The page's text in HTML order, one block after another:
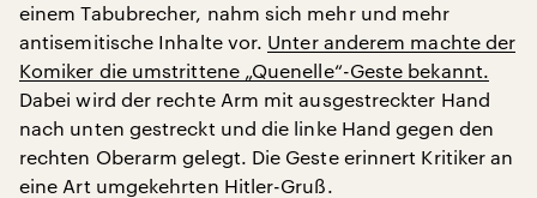
einem Tabubrecher, nahm sich mehr und mehr
antisemitische Inhalte vor. Unter anderem machte der
Komiker die umstrittene „Quenelle“-Geste bekannt.
Dabei wird der rechte Arm mit ausgestreckter Hand
nach unten gestreckt und die linke Hand gegen den
rechten Oberarm gelegt. Die Geste erinnert Kritiker an
eine Art umgekehrten Hitler-Gruß.